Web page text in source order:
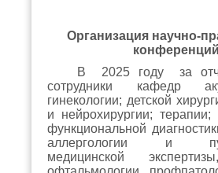
Организация научно-
конференций
В 2025 году за
сотрудники кафедр
гинекологии; детской
и нейрохирургии; терапии;
функциональной
аллергологии и
медицинской